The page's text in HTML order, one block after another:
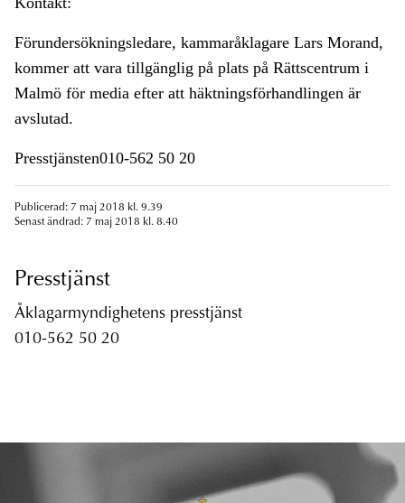
Förundersökningsledare, kammaråklagare Lars Morand,
kommer att vara tillgänglig på plats på Rättscentrum i
Malmö för media efter att häktningsförhandlingen är
avslutad.
Presstjänsten010-562 50 20
Publicerad: 7 maj 2018 kl. 9.39
Senast ändrad: 7 maj 2018 kl. 8.40
Presstjänst
Åklagarmyndighetens presstjänst
010-562 50 20